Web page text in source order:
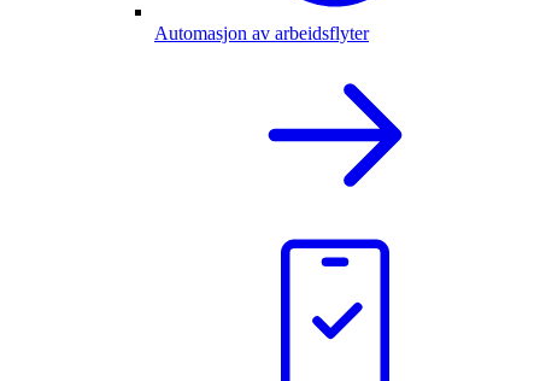
Automasjon av arbeidsflyter